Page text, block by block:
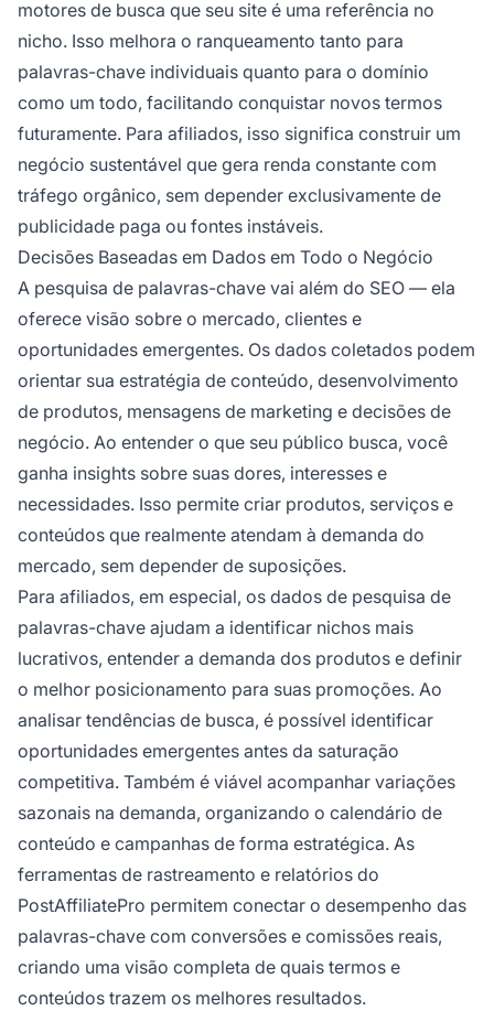
motores de busca que seu site é uma referência no
nicho. Isso melhora o ranqueamento tanto para
palavras-chave individuais quanto para o domínio
como um todo, facilitando conquistar novos termos
futuramente. Para afiliados, isso significa construir um
negócio sustentável que gera renda constante com
tráfego orgânico, sem depender exclusivamente de
publicidade paga ou fontes instáveis.
Decisões Baseadas em Dados em Todo o Negócio
A pesquisa de palavras-chave vai além do SEO — ela
oferece visão sobre o mercado, clientes e
oportunidades emergentes. Os dados coletados podem
orientar sua estratégia de conteúdo, desenvolvimento
de produtos, mensagens de marketing e decisões de
negócio. Ao entender o que seu público busca, você
ganha insights sobre suas dores, interesses e
necessidades. Isso permite criar produtos, serviços e
conteúdos que realmente atendam à demanda do
mercado, sem depender de suposições.
Para afiliados, em especial, os dados de pesquisa de
palavras-chave ajudam a identificar nichos mais
lucrativos, entender a demanda dos produtos e definir
o melhor posicionamento para suas promoções. Ao
analisar tendências de busca, é possível identificar
oportunidades emergentes antes da saturação
competitiva. Também é viável acompanhar variações
sazonais na demanda, organizando o calendário de
conteúdo e campanhas de forma estratégica. As
ferramentas de rastreamento e relatórios do
PostAffiliatePro permitem conectar o desempenho das
palavras-chave com conversões e comissões reais,
criando uma visão completa de quais termos e
conteúdos trazem os melhores resultados.